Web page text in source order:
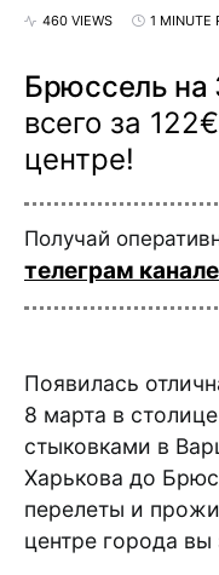
460 VIEWS 1 MINUTE
Брюссель на
всего за
центре!
Получай
телеграм канале
Появилась
8 марта в
стыковками в
Харькова до
перелеты и
центре города вы